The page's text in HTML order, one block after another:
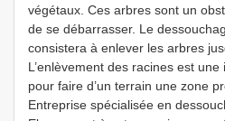
végétaux. Ces arbres sont un
de se débarrasser. Le
consistera à enlever les arbres
L’enlèvement des racines est
pour faire d’un terrain une zone
Entreprise spécialisée en